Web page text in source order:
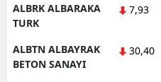
ALBRK ALBARAKA
TURK
7,93
ALBTN ALBAYRAK
BETON SANAYI
30,40